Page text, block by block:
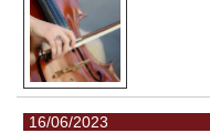
16/06/2023